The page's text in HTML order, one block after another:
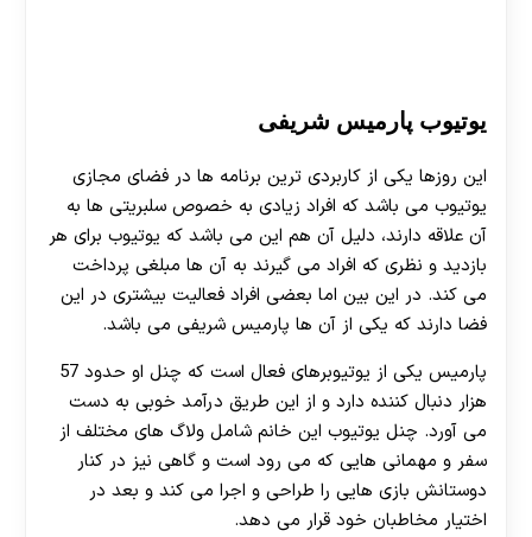
یوتیوب پارمیس شریفی
این روزها یکی از کاربردی ترین برنامه ها در فضای مجازی
یوتیوب می باشد که افراد زیادی به خصوص سلبریتی ها به
آن علاقه دارند، دلیل آن هم این می باشد که یوتیوب برای هر
بازدید و نظری که افراد می گیرند به آن ها مبلغی پرداخت
می کند. در این بین اما بعضی افراد فعالیت بیشتری در این
فضا دارند که یکی از آن ها پارمیس شریفی می باشد.
پارمیس یکی از یوتیوبرهای فعال است که چنل او حدود 57
هزار دنبال کننده دارد و از این طریق درآمد خوبی به دست
می آورد. چنل یوتیوب این خانم شامل ولاگ های مختلف از
سفر و مهمانی هایی که می رود است و گاهی نیز در کنار
دوستانش بازی هایی را طراحی و اجرا می کند و بعد در
اختیار مخاطبان خود قرار می دهد.